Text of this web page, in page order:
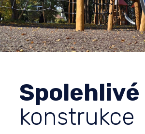
Spolehlivé
konstrukce